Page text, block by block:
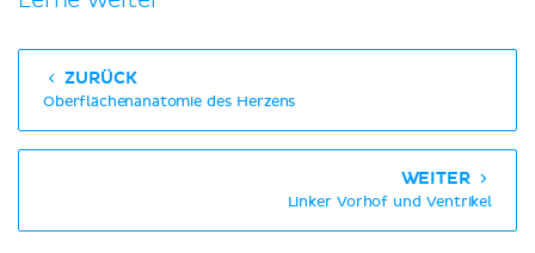
ZURÜCK
Oberflächenanatomie des Herzens
WEITER
Linker Vorhof und Ventrikel